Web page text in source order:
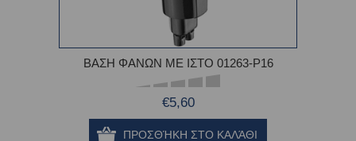
ΒΑΣΗ ΦΑΝΩΝ ΜΕ ΙΣΤΟ 01263-P16
€5,60